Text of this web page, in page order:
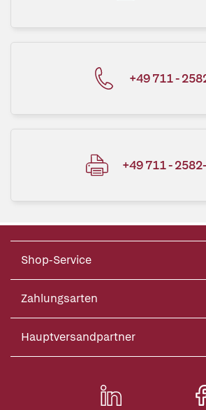
+49 711 -
+49 711 -
Shop-Service
Zahlungsarten
Hauptversandpartner